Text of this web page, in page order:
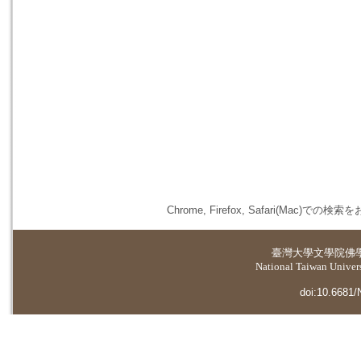
Chrome, Firefox, Safari(Mac)での検索を
臺灣大學文學院佛
National Taiwan
doi:10.6681/